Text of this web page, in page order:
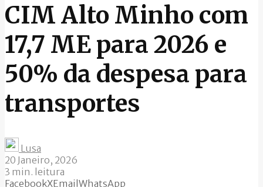
CIM Alto Minho com
17,7 ME para 2026 e
50% da despesa para
transportes
Lusa
20 Janeiro, 2026
3 min. leitura
FacebookXEmail WhatsApp